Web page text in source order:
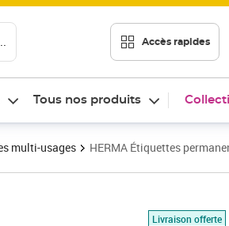
Accès rapides
Tous nos produits
multi-usages HERMA Étiquettes
Livraison offerte
Prix 38,11€